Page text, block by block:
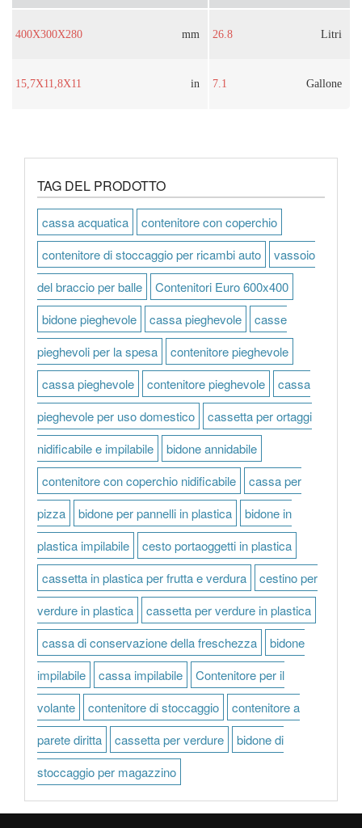
400X300X280 mm
15,7X11,8X11 in
26.8 Litri
7.1 Gallone
TAG DEL PRODOTTO
cassa acquatica
contenitore con coperchio
contenitore di stoccaggio per ricambi auto
vassoio
del braccio per balle
Contenitori Euro 600x400
bidone pieghevole
cassa pieghevole
casse
pieghevoli per la spesa
contenitore pieghevole
cassa pieghevole
contenitore pieghevole
cassa
pieghevole per uso domestico
cassetta per ortaggi
nidificabile e impilabile
bidone annidabile
contenitore con coperchio nidificabile
cassa per
pizza
bidone per pannelli in plastica
bidone in
plastica impilabile
cesto portaoggetti in plastica
cassetta in plastica per frutta e verdura
cestino per
verdure in plastica
cassetta per verdure in plastica
cassa di conservazione della freschezza
bidone
impilabile
cassa impilabile
Contenitore per il
volante
contenitore di stoccaggio
contenitore a
parete diritta
cassetta per verdure
bidone di
stoccaggio per magazzino